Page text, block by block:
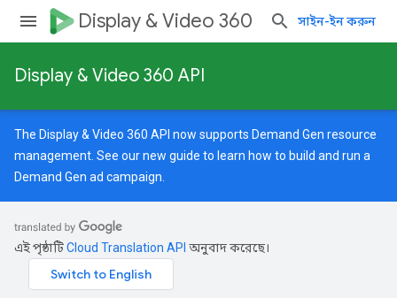
Display & Video 360 সাইন-ইন করুন
Display & Video 360 API
The Display & Video 360 API now supports Demand Gen resource
management. See ournew guide to learn how to build and run a
Demand Gen ad campaign.
এই পৃষ্ঠাটিCloud Translation API অনুবাদ করেছে।